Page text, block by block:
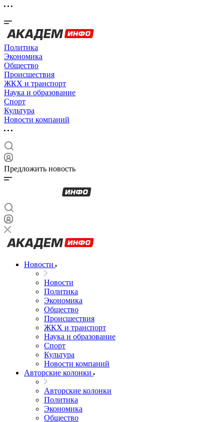
Политика
Экономика
Общество
Происшествия
ЖКХ и транспорт
Наука и образование
Спорт
Культура
Новости компаний
Предложить новость
Новости
Новости
Политика
Экономика
Общество
Происшествия
ЖКХ и транспорт
Наука и образование
Спорт
Культура
Новости компаний
Авторские колонки
Авторские колонки
Политика
Экономика
Общество